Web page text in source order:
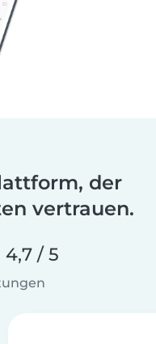
der
vertrauen.
4,7 / 5